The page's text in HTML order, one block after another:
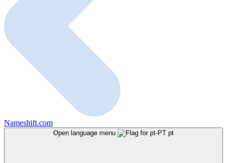
Nameshift.com
Open language menu pt